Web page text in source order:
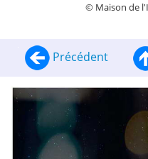
© Maison de
Précédent